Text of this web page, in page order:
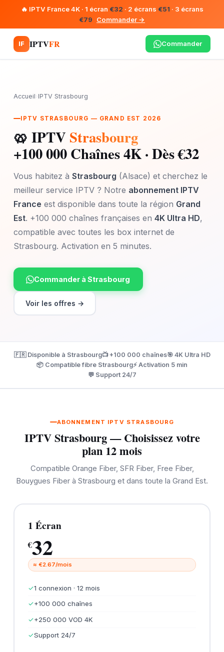
🔥 IPTV France 4K · 1 écran €32 · 2 écrans €51 · 3 écrans
€79
Commander →
IF IPTVFR Commander
Accueil› IPTV Strasbourg
IPTV STRASBOURG — GRAND EST 2026
🥨 IPTVStrasbourg
+100 000 Chaînes 4K · Dès €32
Vous habitez à Strasbourg (Alsace) et cherchez le
meilleur service IPTV ? Notre abonnement IPTV
France est disponible dans toute la région Grand
Est. +100 000 chaînes françaises en 4K Ultra HD,
compatible avec toutes les box internet de
Strasbourg. Activation en 5 minutes.
Commander à Strasbourg
Voir les offres →
🇫🇷 Disponible à Strasbourg📺 +100 000 chaînes🎯 4K Ultra HD
📦 Compatible fibre Strasbourg⚡ Activation 5 min
💬 Support 24/7
ABONNEMENT IPTV STRASBOURG
IPTV Strasbourg — Choisissez votre
plan 12 mois
Compatible Orange Fiber, SFR Fiber, Free Fiber,
Bouygues Fiber à Strasbourg et dans toute la Grand Est.
1 Écran
€32
≈ €2.67/mois
✓1 connexion · 12 mois
✓+100 000 chaînes
✓+250 000 VOD 4K
✓Support 24/7